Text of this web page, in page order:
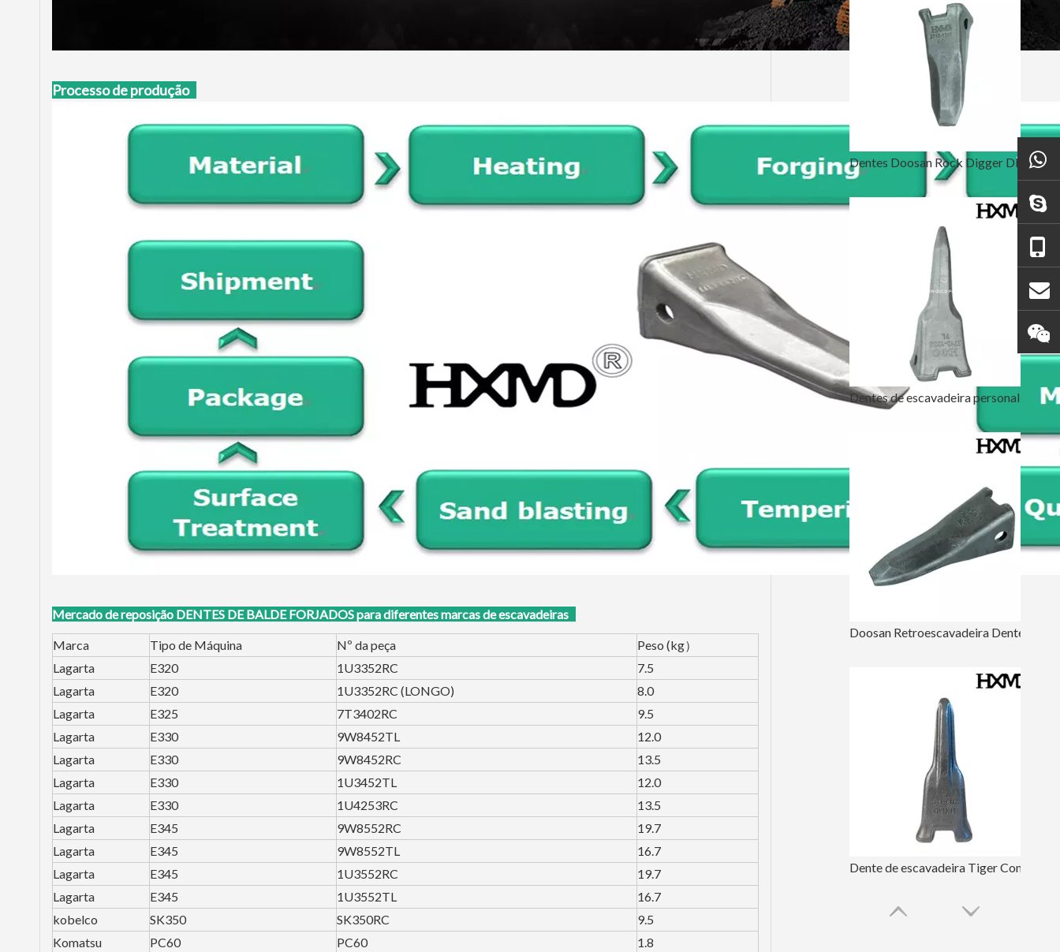
Processo de produção
Mercado de reposição DENTES DE BALDE FORJADOS para diferentes marcas de escavadeiras
Marca Tipo de Máquina Nº da peça
Peso (kg）
Lagarta
E320 1U3352RC
7.5
Lagarta
E320 1U3352RC (LONGO)
8.0
Lagarta
E325 7T3402RC
9.5
Lagarta
E330 9W8452TL
12.0
Lagarta
E330 9W8452RC
13.5
Lagarta
E330 1U3452TL
12.0
Lagarta
E330 1U4253RC
13.5
Lagarta
E345 9W8552RC
19.7
Lagarta
E345 9W8552TL
16.7
Lagarta
E345 1U3552RC
19.7
Lagarta
E345 1U3552TL
16.7
kobelco
SK350 SK350RC
9.5
Komatsu
PC60 PC60
1.8
Dentes Doosan Rock Digger DH220 2713-1217RC